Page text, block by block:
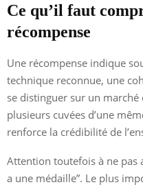
Ce qu’il faut
récompense
Une récompense indique
technique reconnue, une
se distinguer sur un
plusieurs cuvées d’une
renforce la crédibilité de
Attention toutefois à ne pas
a une médaille”. Le plus